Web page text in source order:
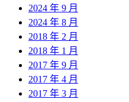
2024 年 9 月
2024 年 8 月
2018 年 2 月
2018 年 1 月
2017 年 9 月
2017 年 4 月
2017 年 3 月